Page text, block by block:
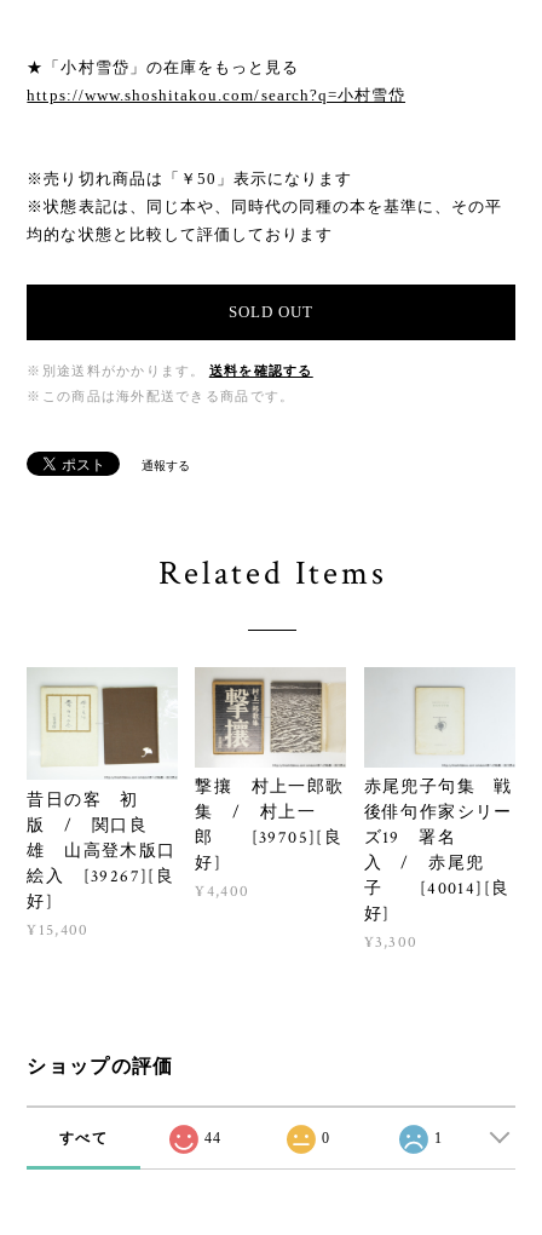
★「小村雪岱」の在庫をもっと見る
https://www.shoshitakou.com/search?q=小村雪岱
※売り切れ商品は「￥50」表示になります
※状態表記は、同じ本や、同時代の同種の本を基準に、その平
均的な状態と比較して評価しております
SOLD OUT
※別途送料がかかります。
送料を確認する
※この商品は海外配送できる商品です。
通報する
Related Items
昔日の客 初
版 / 関口良
雄 山高登木版口
絵入 [39267][良
好]
¥15,400
撃攘 村上一郎歌
集 / 村上一
郎 [39705][良
好]
¥4,400
赤尾兜子句集 戦
後俳句作家シリー
ズ19 署名
入 / 赤尾兜
子 [40014][良
好]
¥3,300
ショップの評価
すべて 44 0 1